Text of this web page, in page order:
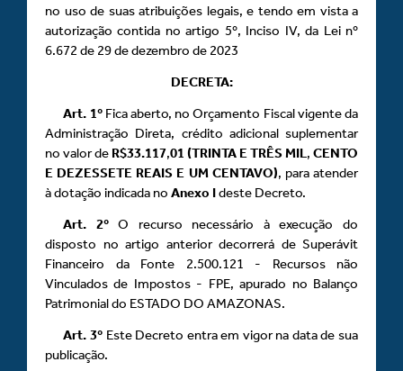
no uso de suas atribuições legais, e tendo em vista a
autorização contida no artigo 5º, Inciso IV, da Lei nº
6.672 de 29 de dezembro de 2023
DECRETA:
Art. 1ºFica aberto, no Orçamento Fiscal vigente da
Administração Direta, crédito adicional suplementar
no valor de R$33.117,01 (TRINTA E TRÊS MIL, CENTO
E DEZESSETE REAIS E UM CENTAVO), para atender
à dotação indicada no Anexo Ideste Decreto.
Art.
2ºO recurso necessário à execução do
disposto no artigo anterior decorrerá de Superávit
Financeiro da Fonte 2.500.121 - Recursos não
Vinculados de Impostos - FPE, apurado no Balanço
Patrimonial do ESTADO DO AMAZONAS.
Art. 3ºEste Decreto entra em vigor na data de sua
publicação.